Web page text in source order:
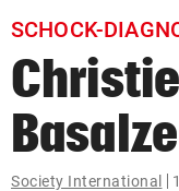
bookmark
search
Suchbegriff
eingeben
SCHOCK-
Society International